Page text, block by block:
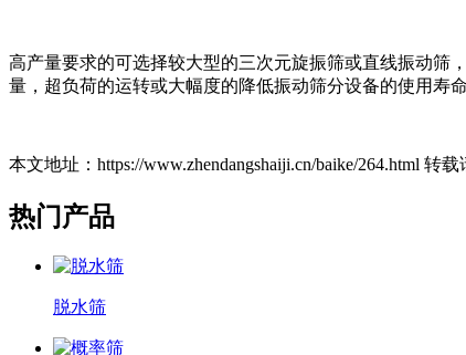
高产量要求的可选择较大型的三次元旋振筛或直线振动筛
量，超负荷的运转或大幅度的降低振动筛分设备的使用寿命
本文地址：https://www.zhendangshaiji.cn/baike/264.html 转
热门产品
脱水筛